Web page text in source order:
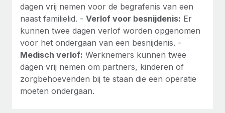
dagen vrij nemen voor de begrafenis van een
naast familielid. - Verlof voor besnijdenis: Er
kunnen twee dagen verlof worden opgenomen
voor het ondergaan van een besnijdenis. -
Medisch verlof: Werknemers kunnen twee
dagen vrij nemen om partners, kinderen of
zorgbehoevenden bij te staan die een operatie
moeten ondergaan.